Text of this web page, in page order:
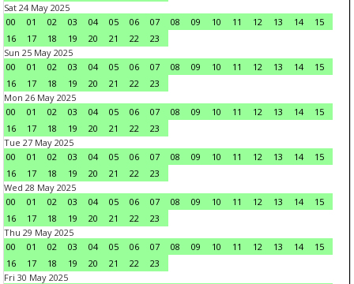
Sat 24 May 2025
00
01 02 03 04 05 06 07 08 09 10 11 12 13 14
15
16
17 18 19 20 21 22
23
Sun 25 May 2025
00
01 02 03 04 05 06 07 08 09 10 11 12 13 14
15
16
17 18 19 20 21 22
23
Mon 26 May 2025
00
01 02 03 04 05 06 07 08 09 10 11 12 13 14
15
16
17 18 19 20 21 22
23
Tue 27 May 2025
00
01 02 03 04 05 06 07 08 09 10 11 12 13 14
15
16
17 18 19 20 21 22
23
Wed 28 May 2025
00
01 02 03 04 05 06 07 08 09 10 11 12 13 14
15
16
17 18 19 20 21 22
23
Thu 29 May 2025
00
01 02 03 04 05 06 07 08 09 10 11 12 13 14
15
16
17 18 19 20 21 22
23
Fri 30 May 2025